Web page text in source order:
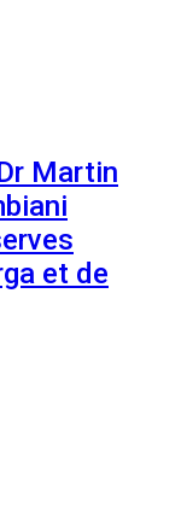
Martin
et de